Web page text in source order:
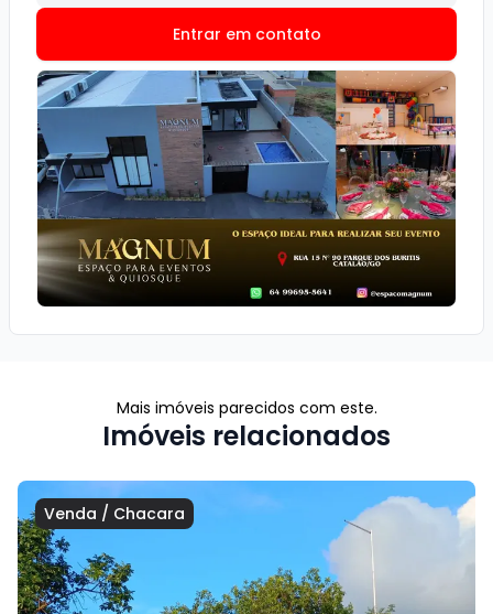
Entrar em contato
Mais imóveis parecidos com este.
Imóveis relacionados
Venda / Chacara